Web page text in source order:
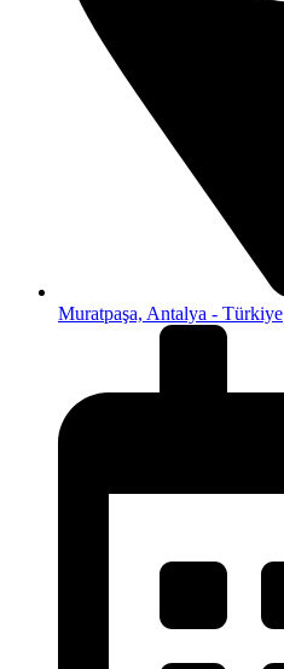
Muratpaşa, Antalya - Türkiye